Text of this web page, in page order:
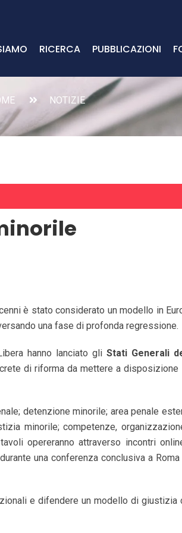
RICERCA PUBBLICAZIONI
NOTIZIE
è stato considerato un modello in
una fase di profonda regressione.
hanno lanciato gli Stati Generali
di riforma da mettere a disposizione
detenzione minorile; area penale
minorile; competenze,
opereranno attraverso incontri
una conferenza conclusiva a Roma
e difendere un modello di giustizia